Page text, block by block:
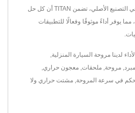
حرارية متطورة وخبرة واسعة في التصنيع الأصلي، تضمن TITAN أن كل حل
مما يوفر أداءً موثوقًا وفعالًا للتطبيقات
لدينا مروحة السيارة المنزلية,
مبرد, مروحة, ملحقات, معجون حراري,
في سرعة المروحة, مشتت حراري ولا